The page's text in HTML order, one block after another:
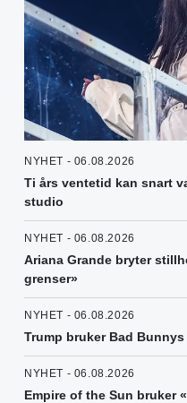
NYHET - 06.08.2026
Ti års ventetid kan snart
studio
NYHET - 06.08.2026
Ariana Grande bryter
grenser»
NYHET - 06.08.2026
Trump bruker Bad
NYHET - 06.08.2026
Empire of the Sun bruker